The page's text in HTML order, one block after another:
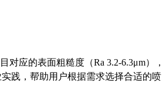
应的表面粗糙度（Ra 3.2-6.3μm），
践，帮助用户根据需求选择合适的喷